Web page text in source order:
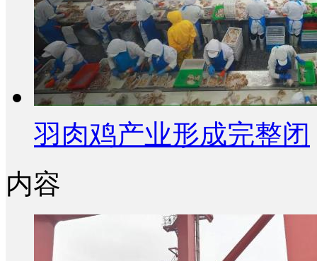
羽肉鸡产业形成完整闭
内容